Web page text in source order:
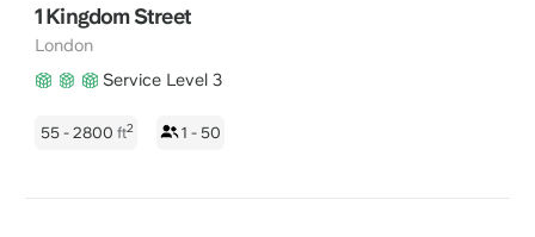
1 Kingdom Street
London
Service Level 3
55 - 2800 ft2 1 - 50